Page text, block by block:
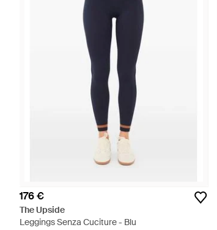
176 €
The Upside
Leggings Senza Cuciture - Blu